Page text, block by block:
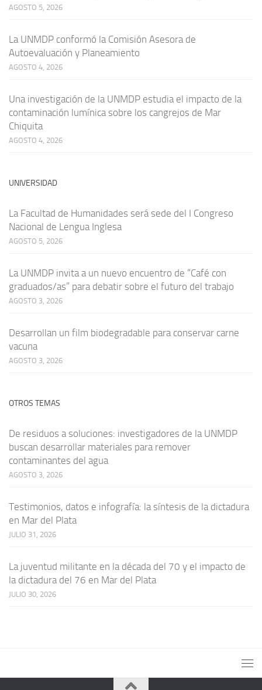
AGOSTO 5, 2026
La UNMDP conformó la Comisión Asesora de
Autoevaluación y Planeamiento
AGOSTO 4, 2026
Una investigación de la UNMDP estudia el impacto de la
contaminación lumínica sobre los cangrejos de Mar
Chiquita
AGOSTO 4, 2026
UNIVERSIDAD
La Facultad de Humanidades será sede del I Congreso
Nacional de Lengua Inglesa
AGOSTO 5, 2026
La UNMDP invita a un nuevo encuentro de “Café con
graduados/as” para debatir sobre el futuro del trabajo
AGOSTO 3, 2026
Desarrollan un film biodegradable para conservar carne
vacuna
AGOSTO 3, 2026
OTROS TEMAS
De residuos a soluciones: investigadores de la UNMDP
buscan desarrollar materiales para remover
contaminantes del agua
AGOSTO 3, 2026
Testimonios, datos e infografía: la síntesis de la dictadura
en Mar del Plata
JULIO 31, 2026
La juventud militante en la década del 70 y el impacto de
la dictadura del 76 en Mar del Plata
JULIO 30, 2026